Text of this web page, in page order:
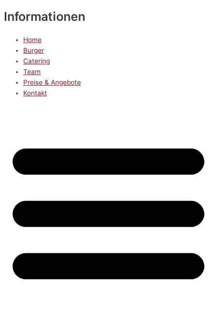
Informationen
Home
Burger
Catering
Team
Preise & Angebote
Kontakt